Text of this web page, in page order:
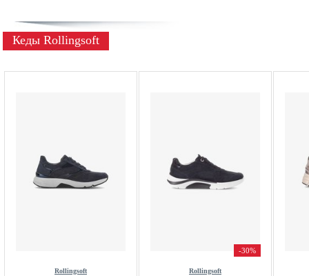
Кеды Rollingsoft
Rollingsoft
-30%
Rollingsoft